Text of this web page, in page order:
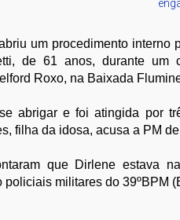
um procedimento interno
de 61 anos, durante um
Roxo, na Baixada
abrigar e foi atingida por
filha da idosa, acusa a PM
que Dirlene estava
policiais militares do 39ºBPM